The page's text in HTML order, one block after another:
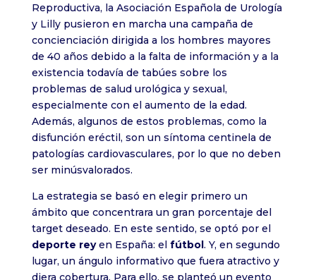
Reproductiva, la Asociación Española de Urología
y Lilly pusieron en marcha una campaña de
concienciación dirigida a los hombres mayores
de 40 años debido a la falta de información y a la
existencia todavía de tabúes sobre los
problemas de salud urológica y sexual,
especialmente con el aumento de la edad.
Además, algunos de estos problemas, como la
disfunción eréctil, son un síntoma centinela de
patologías cardiovasculares, por lo que no deben
ser minúsvalorados.
La estrategia se basó en elegir primero un
ámbito que concentrara un gran porcentaje del
target deseado. En este sentido, se optó por el
deporte reyen España: el fútbol. Y, en segundo
lugar, un ángulo informativo que fuera atractivo y
diera cobertura. Para ello, se planteó un evento